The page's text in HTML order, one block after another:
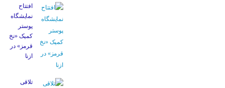
افتتاح
نمایشگاه
پوستر
کمیک «نخ
قرمز» در
ازنا
تلاقی